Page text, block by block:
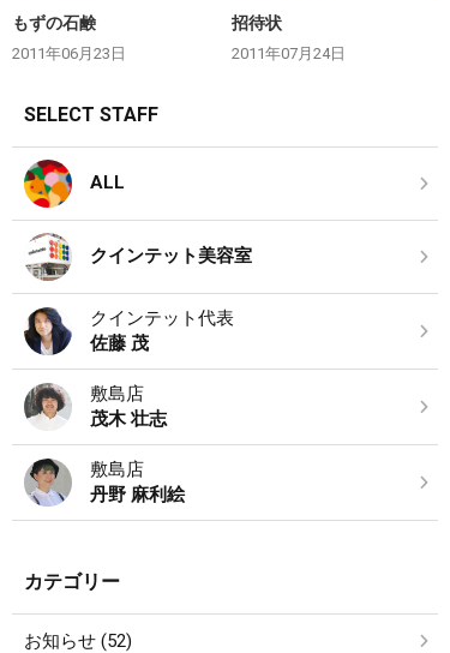
もずの石鹸
2011年06月23日
招待状
2011年07月24日
SELECT STAFF
ALL
クインテット美容室
クインテット代表
佐藤 茂
敷島店
茂木 壮志
敷島店
丹野 麻利絵
カテゴリー
お知らせ (52)